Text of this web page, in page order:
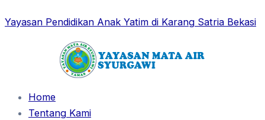
to
Yayasan Pendidikan Anak Yatim di Karang Satria Bekasi
Home
Tentang Kami
navigation